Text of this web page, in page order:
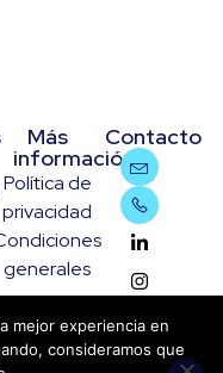
Más
información
Política de
privacidad
generales
Contacto
mejor experiencia en
consideramos que